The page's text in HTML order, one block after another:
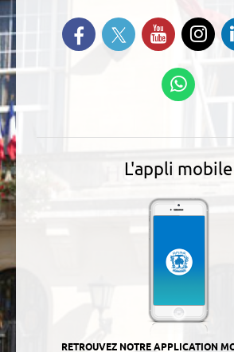
Retrouvez-nous sur
Suivez-nous sur
Suivez-
L'appli mobile
RETROUVEZ NOTRE APPLICATION